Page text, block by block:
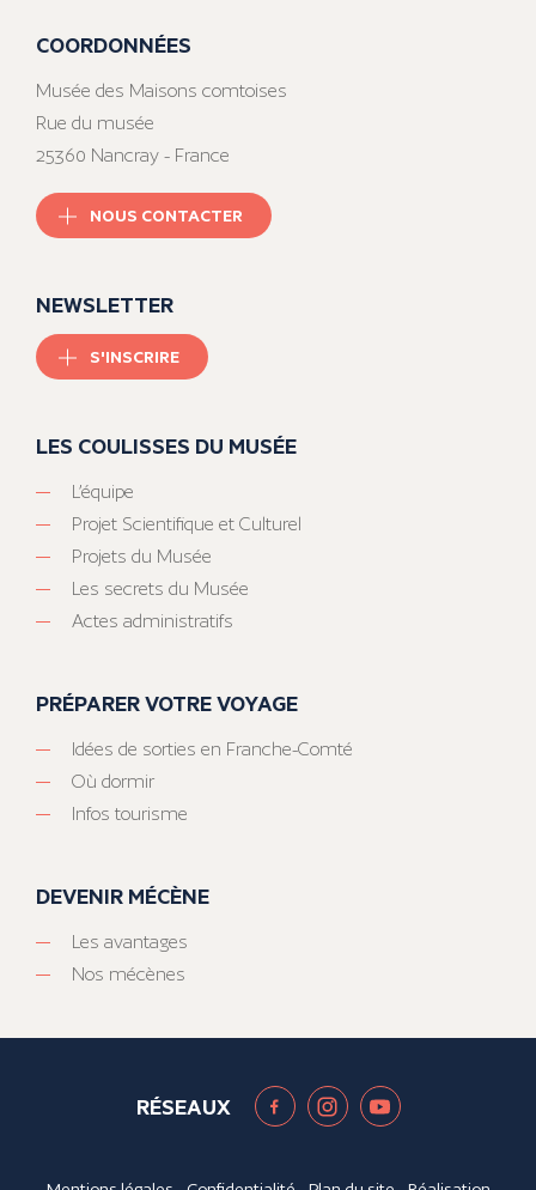
COORDONNÉES
Musée des Maisons comtoises
Rue du musée
25360 Nancray - France
NOUS CONTACTER
NEWSLETTER
S'INSCRIRE
LES COULISSES DU MUSÉE
L’équipe
Projet Scientifique et Culturel
Projets du Musée
Les secrets du Musée
Actes administratifs
PRÉPARER VOTRE VOYAGE
Idées de sorties en Franche-Comté
Où dormir
Infos tourisme
DEVENIR MÉCÈNE
Les avantages
Nos mécènes
RÉSEAUX